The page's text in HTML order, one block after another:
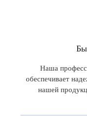
Наша
обеспечивает
нашей